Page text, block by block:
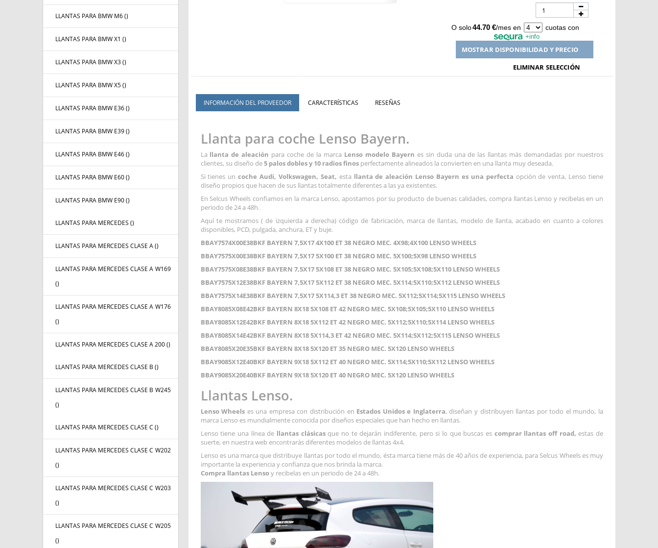
LLANTAS PARA BMW M6 ()
LLANTAS PARA BMW X1 ()
LLANTAS PARA BMW X3 ()
LLANTAS PARA BMW X5 ()
LLANTAS PARA BMW E36 ()
LLANTAS PARA BMW E39 ()
LLANTAS PARA BMW E46 ()
LLANTAS PARA BMW E60 ()
LLANTAS PARA BMW E90 ()
LLANTAS PARA MERCEDES ()
LLANTAS PARA MERCEDES CLASE A ()
LLANTAS PARA MERCEDES CLASE A W169
()
LLANTAS PARA MERCEDES CLASE A W176
()
LLANTAS PARA MERCEDES CLASE A 200 ()
LLANTAS PARA MERCEDES CLASE B ()
LLANTAS PARA MERCEDES CLASE B W245
()
LLANTAS PARA MERCEDES CLASE C ()
LLANTAS PARA MERCEDES CLASE C W202
()
LLANTAS PARA MERCEDES CLASE C W203
()
LLANTAS PARA MERCEDES CLASE C W205
()
O solo44.70 €/mes en cuotas con
+info
MOSTRAR DISPONIBILIDAD Y PRECIO
ELIMINAR SELECCIÓN
INFORMACIÓN DEL PROVEEDOR CARACTERÍSTICAS RESEÑAS
Llanta para coche Lenso Bayern.
La llanta de aleación para coche de la marca Lenso modelo Bayern es sin duda una de las llantas más demandadas por nuestros
clientes, su diseño de5 palos dobles y 10 radios finosperfectamente alineados la convierten en una llanta muy deseada.
Si tienes uncoche Audi, Volkswagen, Seat, esta llanta de aleación Lenso Bayern es una perfecta opción de venta, Lenso tiene
diseño propios que hacen de sus llantas totalmente diferentes a las ya existentes.
En Selcus Wheels confiamos en la marca Lenso, apostamos por su producto de buenas calidades, compra llantas Lenso y recibelas en un
periodo de 24 a 48h.
Aquí te mostramos ( de izquierda a derecha) código de fabricación, marca de llantas, modelo de llanta, acabado en cuanto a colores
disponibles, PCD, pulgada, anchura, ET y buje.
BBAY7574X00E38BKF BAYERN 7,5X17 4X100 ET 38 NEGRO MEC. 4X98;4X100 LENSO WHEELS
BBAY7575X00E38BKF BAYERN 7,5X17 5X100 ET 38 NEGRO MEC. 5X100;5X98 LENSO WHEELS
BBAY7575X08E38BKF BAYERN 7,5X17 5X108 ET 38 NEGRO MEC. 5X105;5X108;5X110 LENSO WHEELS
BBAY7575X12E38BKF BAYERN 7,5X17 5X112 ET 38 NEGRO MEC. 5X114;5X110;5X112 LENSO WHEELS
BBAY7575X14E38BKF BAYERN 7,5X17 5X114,3 ET 38 NEGRO MEC. 5X112;5X114;5X115 LENSO WHEELS
BBAY8085X08E42BKF BAYERN 8X18 5X108 ET 42 NEGRO MEC. 5X108;5X105;5X110 LENSO WHEELS
BBAY8085X12E42BKF BAYERN 8X18 5X112 ET 42 NEGRO MEC. 5X112;5X110;5X114 LENSO WHEELS
BBAY8085X14E42BKF BAYERN 8X18 5X114,3 ET 42 NEGRO MEC. 5X114;5X112;5X115 LENSO WHEELS
BBAY8085X20E35BKF BAYERN 8X18 5X120 ET 35 NEGRO MEC. 5X120 LENSO WHEELS
BBAY9085X12E40BKF BAYERN 9X18 5X112 ET 40 NEGRO MEC. 5X114;5X110;5X112 LENSO WHEELS
BBAY9085X20E40BKF BAYERN 9X18 5X120 ET 40 NEGRO MEC. 5X120 LENSO WHEELS
Llantas Lenso.
Lenso Wheels es una empresa con distribución en Estados Unidos e Inglaterra, diseñan y distribuyen llantas por todo el mundo, la
marca Lenso es mundialmente conocida por diseños especiales que han hecho en llantas.
Lenso tiene una línea de llantas clásicasque no te dejarán indiferente, pero si lo que buscas es comprar llantas off road, estas de
suerte, en nuestra web encontrarás diferentes modelos de llantas 4x4.
Lenso es una marca que distribuye llantas por todo el mundo, ésta marca tiene más de 40 años de experiencia, para Selcus Wheels es muy
importante la experiencia y confianza que nos brinda la marca.
Compra llantas Lensoy recibelas en un periodo de 24 a 48h.